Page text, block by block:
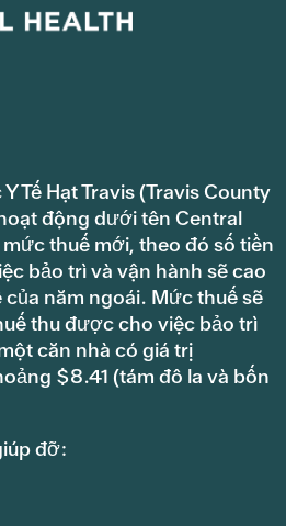
Tế Hạt Travis (Travis County
động dưới tên Central
thuế mới, theo đó số tiền
bảo trì và vận hành sẽ cao
năm ngoái. Mức thuế sẽ
thu được cho việc bảo trì
căn nhà có giá trị
$8.41 (tám đô la và bốn
đỡ: